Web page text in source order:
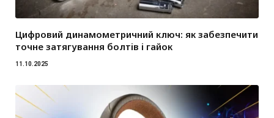
Цифровий динамометричний ключ: як забезпечити
точне затягування болтів і гайок
11.10.2025